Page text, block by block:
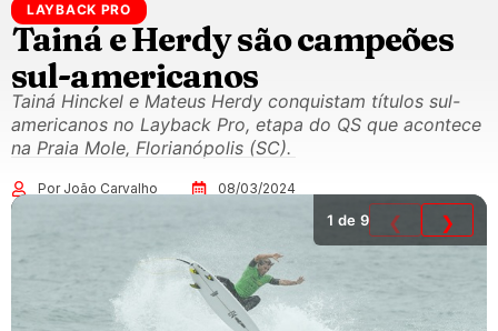
LAYBACK PRO
Tainá e Herdy são campeões
sul-americanos
Tainá Hinckel e Mateus Herdy conquistam títulos sul-
americanos no Layback Pro, etapa do QS que acontece
na Praia Mole, Florianópolis (SC).
Por João Carvalho 08/03/2024
1 de 9 ❮ ❯